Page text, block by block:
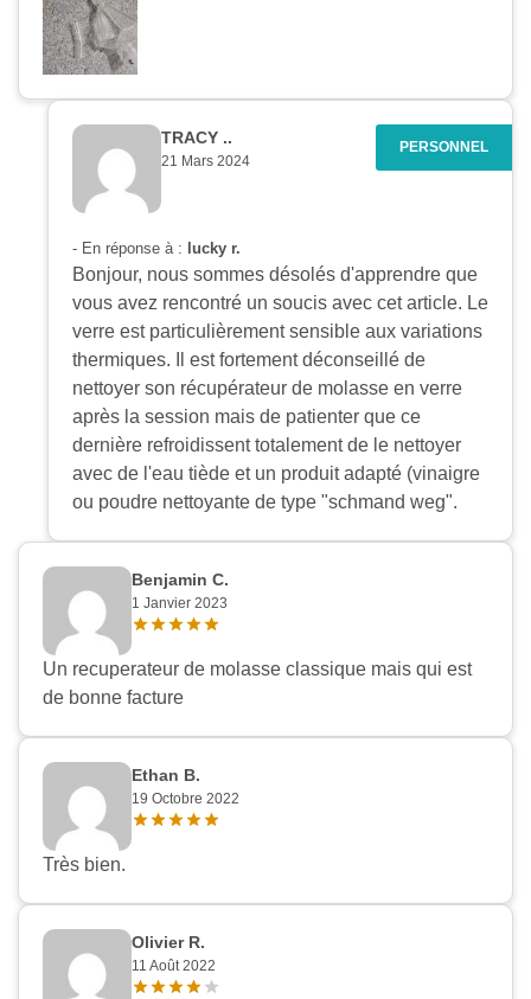
TRACY ..
21 Mars 2024
- En réponse à : lucky r.
Bonjour, nous sommes désolés d'apprendre que
vous avez rencontré un soucis avec cet article. Le
verre est particulièrement sensible aux variations
thermiques. Il est fortement déconseillé de
nettoyer son récupérateur de molasse en verre
après la session mais de patienter que ce
dernière refroidissent totalement de le nettoyer
avec de l'eau tiède et un produit adapté (vinaigre
ou poudre nettoyante de type "schmand weg".
Benjamin C.
1 Janvier 2023
Un recuperateur de molasse classique mais qui est
de bonne facture
Ethan B.
19 Octobre 2022
Très bien.
Olivier R.
11 Août 2022
Appliquer les filtres